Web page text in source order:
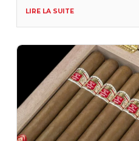
précedente. « De nombreux
et ont davantage de temps
LIRE LA SUITE